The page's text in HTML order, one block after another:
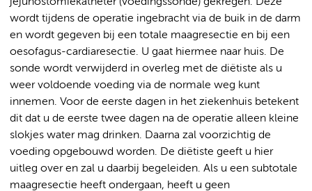
wordt tijdens de operatie ingebracht via de buik in de darm
en wordt gegeven bij een totale maagresectie en bij een
oesofagus-cardiaresectie. U gaat hiermee naar huis. De
sonde wordt verwijderd in overleg met de diëtiste als u
weer voldoende voeding via de normale weg kunt
innemen. Voor de eerste dagen in het ziekenhuis betekent
dit dat u de eerste twee dagen na de operatie alleen kleine
slokjes water mag drinken. Daarna zal voorzichtig de
voeding opgebouwd worden. De diëtiste geeft u hier
uitleg over en zal u daarbij begeleiden. Als u een subtotale
maagresectie heeft ondergaan, heeft u geen